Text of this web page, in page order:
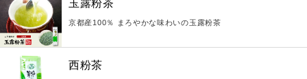
玉露粉茶
京都産100％ まろやかな味わいの玉露粉茶
西粉茶